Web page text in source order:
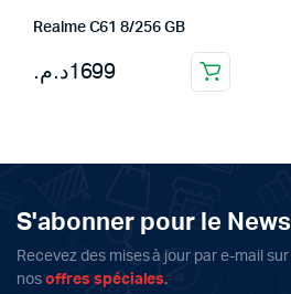
Realme C61 8/256 GB
1699د.م.
S'abonner pour le
Recevez des mises à jour par e-mail
nos offres spéciales.